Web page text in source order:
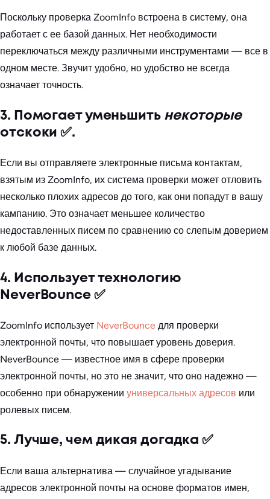
Поскольку проверка ZoomInfo встроена в систему, она
работает с ее базой данных. Нет необходимости
переключаться между различными инструментами — все в
одном месте. Звучит удобно, но удобство не всегда
означает точность.
3. Помогает уменьшить некоторые
отскоки ✅.
Если вы отправляете электронные письма контактам,
взятым из ZoomInfo, их система проверки может отловить
несколько плохих адресов до того, как они попадут в вашу
кампанию. Это означает меньшее количество
недоставленных писем по сравнению со слепым доверием
к любой базе данных.
4. Использует технологию
NeverBounce ✅
ZoomInfo использует NeverBounce для проверки
электронной почты, что повышает уровень доверия.
NeverBounce — известное имя в сфере проверки
электронной почты, но это не значит, что оно надежно —
особенно при обнаружении универсальных адресов или
ролевых писем.
5. Лучше, чем дикая догадка ✅
Если ваша альтернатива — случайное угадывание
адресов электронной почты на основе форматов имен,